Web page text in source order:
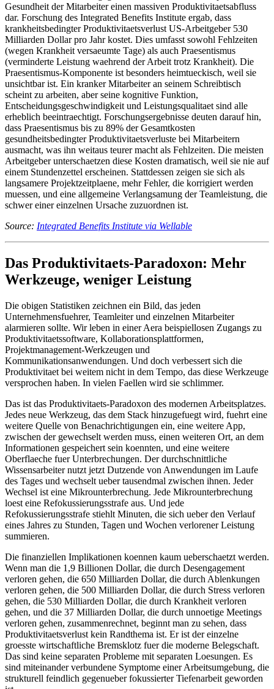
Gesundheit der Mitarbeiter einen massiven Produktivitaetsabfluss
dar. Forschung des Integrated Benefits Institute ergab, dass
krankheitsbedingter Produktivitaetsverlust US-Arbeitgeber 530
Milliarden Dollar pro Jahr kostet. Dies umfasst sowohl Fehlzeiten
(wegen Krankheit versaeumte Tage) als auch Praesentismus
(verminderte Leistung waehrend der Arbeit trotz Krankheit). Die
Praesentismus-Komponente ist besonders heimtueckisch, weil sie
unsichtbar ist. Ein kranker Mitarbeiter an seinem Schreibtisch
scheint zu arbeiten, aber seine kognitive Funktion,
Entscheidungsgeschwindigkeit und Leistungsqualitaet sind alle
erheblich beeintraechtigt. Forschungsergebnisse deuten darauf hin,
dass Praesentismus bis zu 89% der Gesamtkosten
gesundheitsbedingter Produktivitaetsverluste bei Mitarbeitern
ausmacht, was ihn weitaus teurer macht als Fehlzeiten. Die meisten
Arbeitgeber unterschaetzen diese Kosten dramatisch, weil sie nie auf
einem Stundenzettel erscheinen. Stattdessen zeigen sie sich als
langsamere Projektzeitplaene, mehr Fehler, die korrigiert werden
muessen, und eine allgemeine Verlangsamung der Teamleistung, die
schwer einer einzelnen Ursache zuzuordnen ist.
Source: Integrated Benefits Institute via Wellable
Das Produktivitaets-Paradoxon: Mehr
Werkzeuge, weniger Leistung
Die obigen Statistiken zeichnen ein Bild, das jeden
Unternehmensfuehrer, Teamleiter und einzelnen Mitarbeiter
alarmieren sollte. Wir leben in einer Aera beispiellosen Zugangs zu
Produktivitaetssoftware, Kollaborationsplattformen,
Projektmanagement-Werkzeugen und
Kommunikationsanwendungen. Und doch verbessert sich die
Produktivitaet bei weitem nicht in dem Tempo, das diese Werkzeuge
versprochen haben. In vielen Faellen wird sie schlimmer.
Das ist das Produktivitaets-Paradoxon des modernen Arbeitsplatzes.
Jedes neue Werkzeug, das dem Stack hinzugefuegt wird, fuehrt eine
weitere Quelle von Benachrichtigungen ein, eine weitere App,
zwischen der gewechselt werden muss, einen weiteren Ort, an dem
Informationen gespeichert sein koennten, und eine weitere
Oberflaeche fuer Unterbrechungen. Der durchschnittliche
Wissensarbeiter nutzt jetzt Dutzende von Anwendungen im Laufe
des Tages und wechselt ueber tausendmal zwischen ihnen. Jeder
Wechsel ist eine Mikrounterbrechung. Jede Mikrounterbrechung
loest eine Refokussierungsstrafe aus. Und jede
Refokussierungsstrafe stiehlt Minuten, die sich ueber den Verlauf
eines Jahres zu Stunden, Tagen und Wochen verlorener Leistung
summieren.
Die finanziellen Implikationen koennen kaum ueberschaetzt werden.
Wenn man die 1,9 Billionen Dollar, die durch Desengagement
verloren gehen, die 650 Milliarden Dollar, die durch Ablenkungen
verloren gehen, die 500 Milliarden Dollar, die durch Stress verloren
gehen, die 530 Milliarden Dollar, die durch Krankheit verloren
gehen, und die 37 Milliarden Dollar, die durch unnoetige Meetings
verloren gehen, zusammenrechnet, beginnt man zu sehen, dass
Produktivitaetsverlust kein Randthema ist. Er ist der einzelne
groesste wirtschaftliche Bremsklotz fuer die moderne Belegschaft.
Das sind keine separaten Probleme mit separaten Loesungen. Es
sind miteinander verbundene Symptome einer Arbeitsumgebung, die
strukturell feindlich gegenueber fokussierter Tiefenarbeit geworden